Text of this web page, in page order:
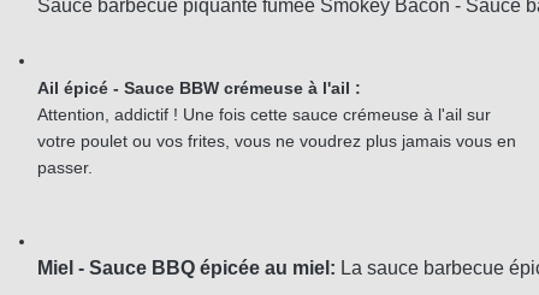
Sauce barbecue piquante fumée Smokey Bacon - Sauce
Ail épicé - Sauce BBW crémeuse à l'ail :
Attention, addictif ! Une fois cette sauce crémeuse à l'ail sur
votre poulet ou vos frites, vous ne voudrez plus jamais vous en
passer.
Miel - Sauce BBQ épicée au miel: La sauce barbecue